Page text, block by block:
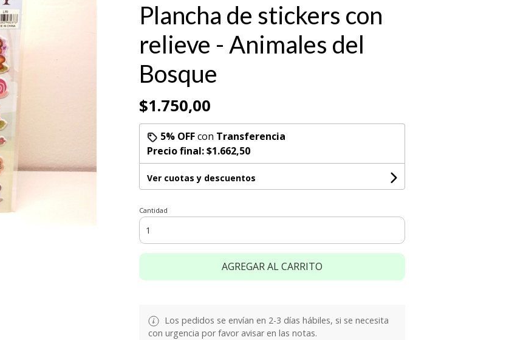
Plancha de stickers con
relieve - Animales del
Bosque
$1.750,00
5% OFFcon Transferencia
Precio final:$1.662,50
Ver cuotas y descuentos
Cantidad
AGREGAR AL CARRITO
Los pedidos se envían en 2-3 días hábiles, si se necesita
con urgencia por favor avisar en las notas.